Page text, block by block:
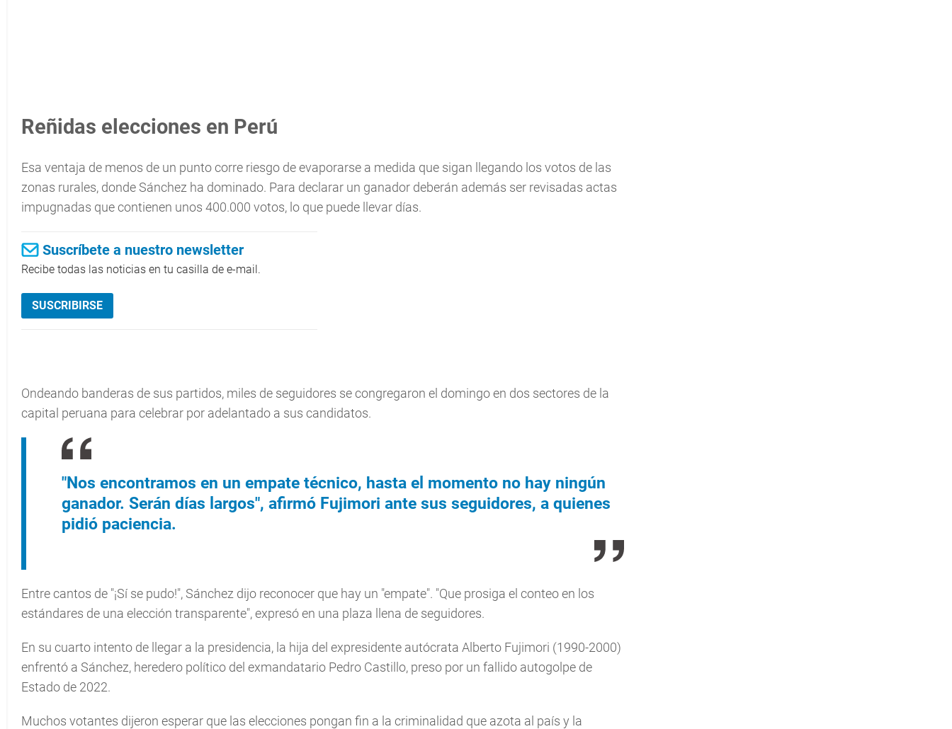
Reñidas elecciones en Perú
Esa ventaja de menos de un punto corre riesgo de evaporarse a medida que sigan llegando los votos de las
zonas rurales, donde Sánchez ha dominado. Para declarar un ganador deberán además ser revisadas actas
impugnadas que contienen unos 400.000 votos, lo que puede llevar días.
Suscríbete a nuestro newsletter
Recibe todas las noticias en tu casilla de e-mail.
SUSCRIBIRSE
Ondeando banderas de sus partidos, miles de seguidores se congregaron el domingo en dos sectores de la
capital peruana para celebrar por adelantado a sus candidatos.
"Nos encontramos en un empate técnico, hasta el momento no hay ningún
ganador. Serán días largos", afirmó Fujimori ante sus seguidores, a quienes
pidió paciencia.
Entre cantos de "¡Sí se pudo!", Sánchez dijo reconocer que hay un "empate". "Que prosiga el conteo en los
estándares de una elección transparente", expresó en una plaza llena de seguidores.
En su cuarto intento de llegar a la presidencia, la hija del expresidente autócrata Alberto Fujimori (1990-2000)
enfrentó a Sánchez, heredero político del exmandatario Pedro Castillo, preso por un fallido autogolpe de
Estado de 2022.
Muchos votantes dijeron esperar que las elecciones pongan fin a la criminalidad que azota al país y la